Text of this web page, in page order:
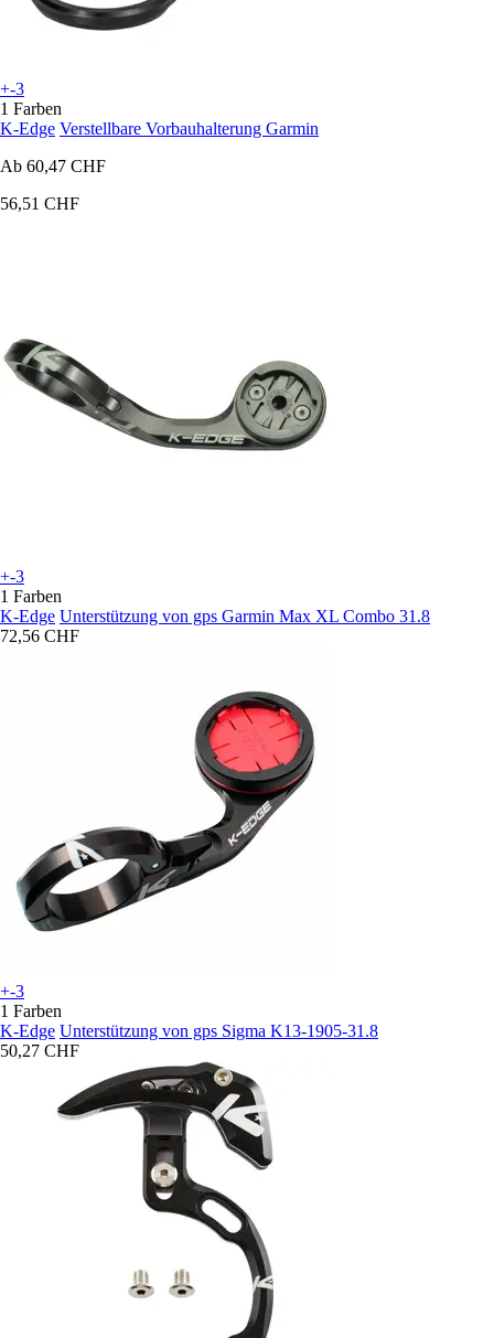
+-3
1 Farben
K-Edge Verstellbare Vorbauhalterung Garmin
Ab 60,47 CHF
56,51 CHF
+-3
1 Farben
K-Edge Unterstützung von gps Garmin Max XL Combo 31.8
72,56 CHF
+-3
1 Farben
K-Edge Unterstützung von gps Sigma K13-1905-31.8
50,27 CHF